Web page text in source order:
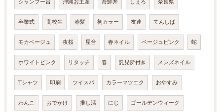
シャンプー台 沖縄お土産 海鮮丼 しぇろ 奈良県
卒業式 高校生 赤髪 初カラー 友達 てんしば
モカベージュ 夜桜 屋台 春ネイル ベージュピンク 蛇
ホワイトピンク リタッチ 春 託児所付き メンズネイル
Tシャツ 印刷 ツイスパ カラーマツエク おやすみ
わんこ おでかけ 推し活 にじ ゴールデンウィーク